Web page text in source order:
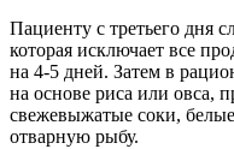
Пациенту с третьего дня
которая исключает все
на 4-5 дней. Затем в
на основе риса или овса,
свежевыжатые соки,
отварную рыбу.